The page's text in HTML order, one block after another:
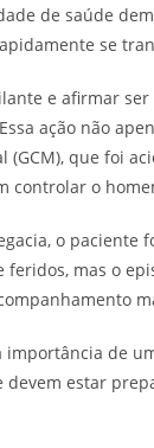
de saúde
se
e afirmar
ação não
(GCM), que foi
controlar o
o paciente
feridos, mas o
importância de
devem estar